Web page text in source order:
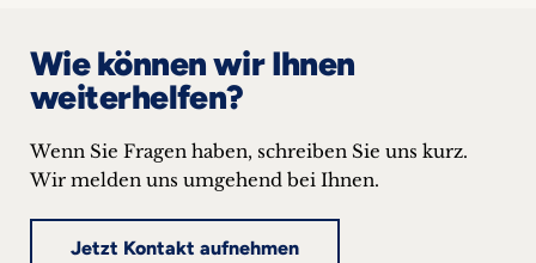
Wie können wir Ihnen
weiterhelfen?
Wenn Sie Fragen haben, schreiben Sie uns kurz.
Wir melden uns umgehend bei Ihnen.
Jetzt Kontakt aufnehmen